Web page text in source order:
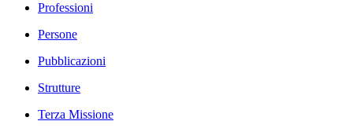
Professioni
Persone
Pubblicazioni
Strutture
Terza Missione